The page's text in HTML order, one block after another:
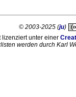
© 2003-2025 (ju)
lizenziert unter einer
werden durch Karl